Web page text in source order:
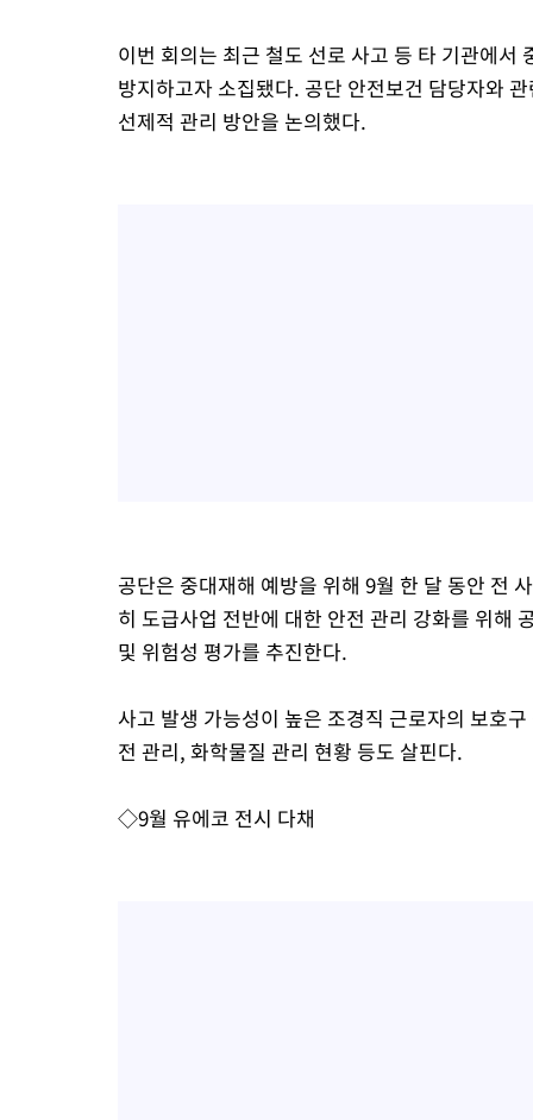
이번 회의는 최근 철도 선로 사고 등 타 기관에
방지하고자 소집됐다. 공단 안전보건 담당자와
선제적 관리 방안을 논의했다.
공단은 중대재해 예방을 위해 9월 한 달 동안 전
히 도급사업 전반에 대한 안전 관리 강화를 위해
및 위험성 평가를 추진한다.
사고 발생 가능성이 높은 조경직 근로자의 보호
전 관리, 화학물질 관리 현황 등도 살핀다.
◇9월 유에코 전시 다채